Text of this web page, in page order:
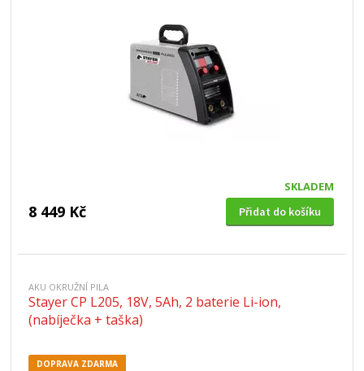
SKLADEM
8 449 Kč Přidat do košíku
AKU OKRUŽNÍ PILA
Stayer CP L205, 18V, 5Ah, 2 baterie Li-ion,
(nabíječka + taška)
DOPRAVA ZDARMA